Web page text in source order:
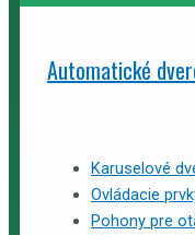
Automatické
Karuselové
Ovládacie
Pohony pre